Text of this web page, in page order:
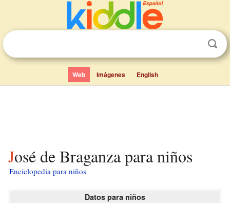
Web Imágenes English
José de Braganza para niños
Enciclopedia para niños
Datos para niños